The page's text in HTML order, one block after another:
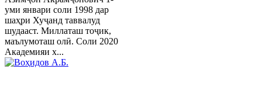
уми январи соли 1998 дар
шаҳри Хуҷанд таввалуд
шудааст. Миллаташ тоҷик,
маълумоташ олӣ. Соли 2020
Академияи х...